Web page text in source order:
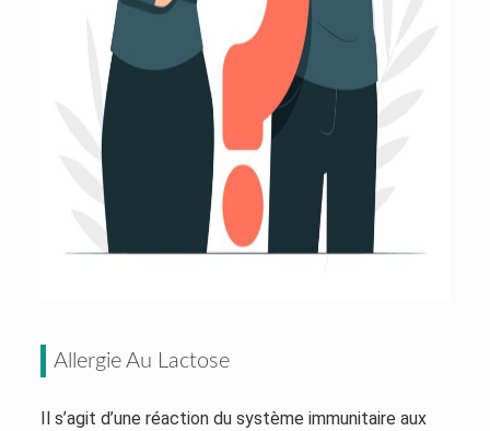
Allergie Au Lactose
Il s’agit d’une réaction du système immunitaire aux